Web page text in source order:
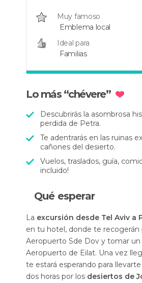
Muy famoso
Emblema local
Ideal para
Familias
Lo más “chévere”
Descubrirás la asombrosa
perdida de Petra.
Te adentrarás en las ruinas
cañones del desierto.
Vuelos, traslados, guía,
incluido!
Qué esperar
La excursión desde Tel Aviv a
en tu hotel, donde te recogerán
Aeropuerto Sde Dov y tomar un
Aeropuerto de Eilat. Una vez
te estará esperando para
dos horas por los desiertos de